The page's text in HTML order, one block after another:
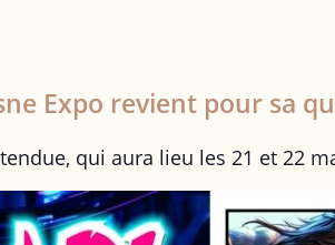
Expo revient pour sa
qui aura lieu les 21 et 22